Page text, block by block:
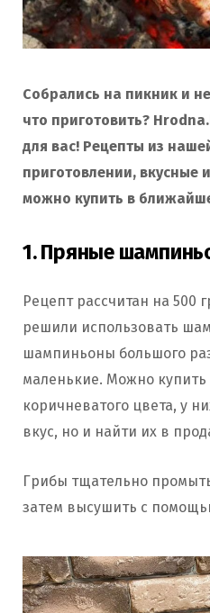
Собрались на пикник и
что приготовить?
для вас! Рецепты из
приготовлении, вкусные
можно купить в
1. Пряные
Рецепт рассчитан на 500
решили использовать
шампиньоны большого
маленькие. Можно купить
коричневатого цвета, у
вкус, но и найти их в
Грибы тщательно
затем высушить с